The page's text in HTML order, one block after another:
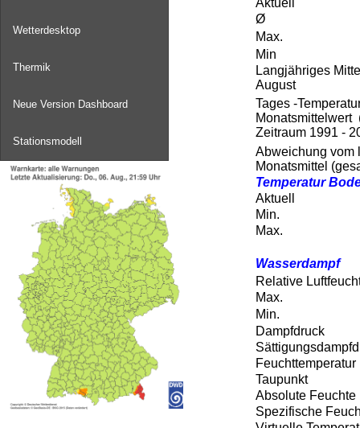
Wetterdesktop
Thermik
Neue Version Dashboard
Stationsmodell